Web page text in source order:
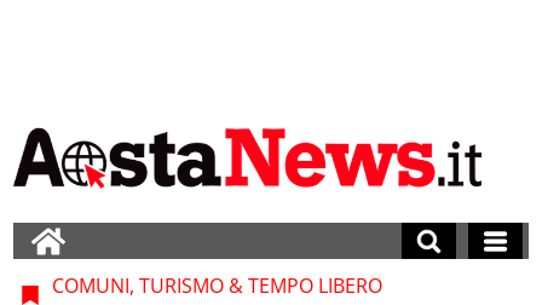
COMUNI, TURISMO & TEMPO LIBERO